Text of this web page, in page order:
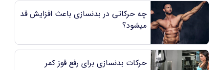
چه حرکاتی در بدنسازی باعث افزایش قد
میشود؟
حرکات بدنسازی برای رفع قوز کمر